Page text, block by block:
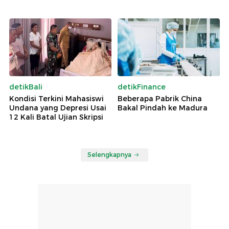
detikBali
Kondisi Terkini Mahasiswi
Undana yang Depresi Usai
12 Kali Batal Ujian Skripsi
detikFinance
Beberapa Pabrik China
Bakal Pindah ke Madura
Selengkapnya